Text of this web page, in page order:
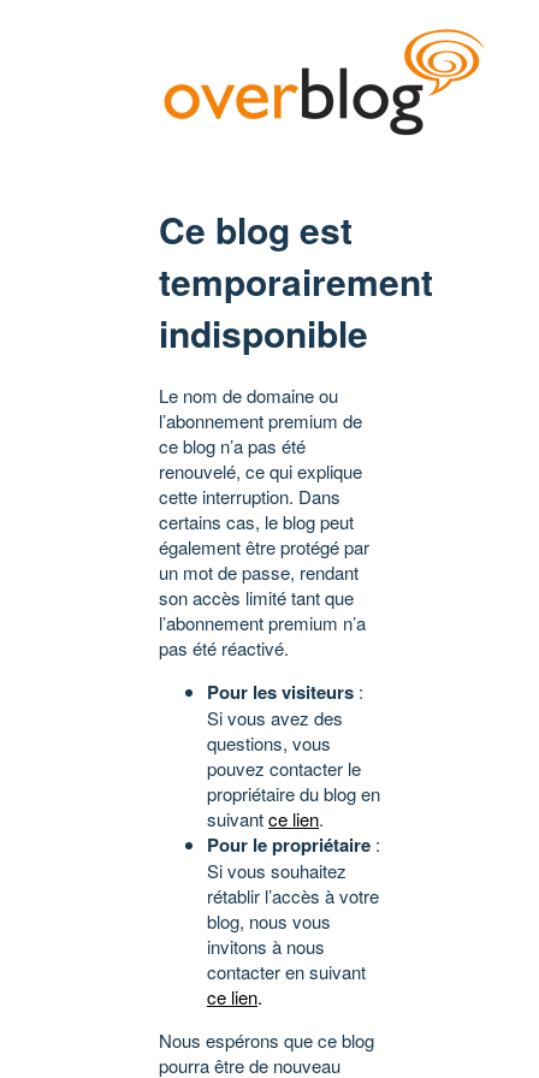
Ce blog est
temporairement
indisponible
Le nom de domaine ou
l’abonnement premium de
ce blog n’a pas été
renouvelé, ce qui explique
cette interruption. Dans
certains cas, le blog peut
également être protégé par
un mot de passe, rendant
son accès limité tant que
l’abonnement premium n’a
pas été réactivé.
Pour les visiteurs :
Si vous avez des
questions, vous
pouvez contacter le
propriétaire du blog en
suivantce lien.
Pour le propriétaire :
Si vous souhaitez
rétablir l’accès à votre
blog, nous vous
invitons à nous
contacter en suivant
ce lien.
Nous espérons que ce blog
pourra être de nouveau